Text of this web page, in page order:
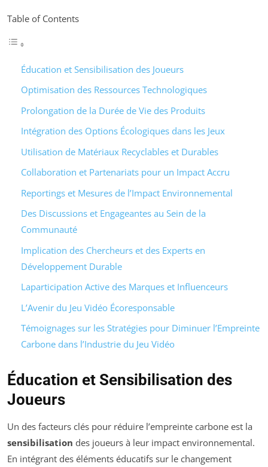
Table of Contents
Éducation et Sensibilisation des Joueurs
Optimisation des Ressources Technologiques
Prolongation de la Durée de Vie des Produits
Intégration des Options Écologiques dans les Jeux
Utilisation de Matériaux Recyclables et Durables
Collaboration et Partenariats pour un Impact Accru
Reportings et Mesures de l’Impact Environnemental
Des Discussions et Engageantes au Sein de la
Communauté
Implication des Chercheurs et des Experts en
Développement Durable
Laparticipation Active des Marques et Influenceurs
L’Avenir du Jeu Vidéo Écoresponsable
Témoignages sur les Stratégies pour Diminuer l’Empreinte
Carbone dans l’Industrie du Jeu Vidéo
Éducation et Sensibilisation des
Joueurs
Un des facteurs clés pour réduire l’empreinte carbone est la
sensibilisation des joueurs à leur impact environnemental.
En intégrant des éléments éducatifs sur le changement